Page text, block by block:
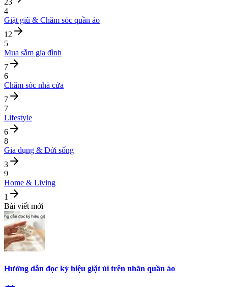
23
4
Giặt giũ & Chăm sóc quần áo
12
5
Mua sắm gia đình
7
6
Chăm sóc nhà cửa
7
7
Lifestyle
6
8
Gia dụng & Đời sống
3
9
Home & Living
1
Bài viết mới
Hướng dẫn đọc ký hiệu giặt ủi trên nhãn quần áo